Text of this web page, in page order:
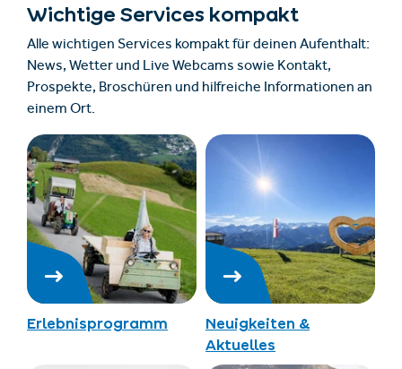
Wichtige Services kompakt
Alle wichtigen Services kompakt für deinen Aufenthalt:
News, Wetter und Live Webcams sowie Kontakt,
Prospekte, Broschüren und hilfreiche Informationen an
einem Ort.
Erlebnisprogramm
Neuigkeiten &
Aktuelles